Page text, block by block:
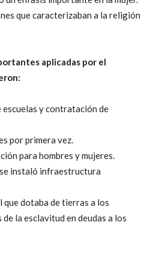
que caracterizaban a la religión
aplicadas por el
escuelas y contratación de
por primera vez.
para hombres y mujeres.
instaló infraestructura
dotaba de tierras a los
la esclavitud en deudas a los